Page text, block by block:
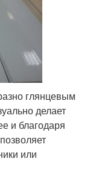
глянцевым
делает
и благодаря
или